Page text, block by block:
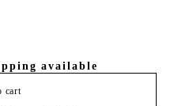
available
cart